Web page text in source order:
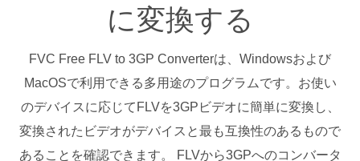
に変換する
FVC Free FLV to 3GP Converterは、Windowsおよび
MacOSで利用できる多用途のプログラムです。お使い
のデバイスに応じてFLVを3GPビデオに簡単に変換し、
変換されたビデオがデバイスと最も互換性のあるもので
あることを確認できます。 FLVから3GPへのコンバータ